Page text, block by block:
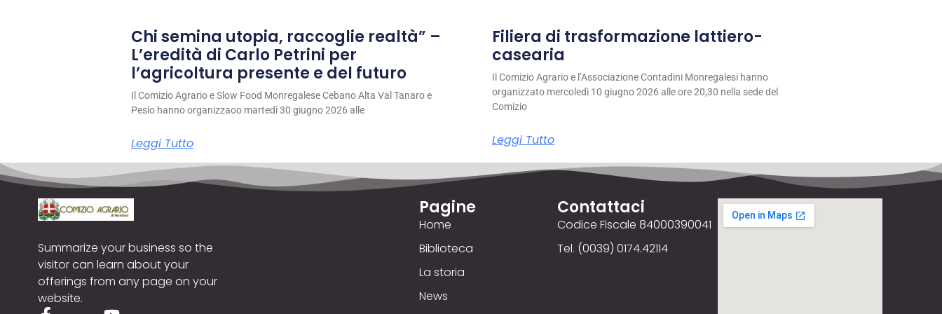
Chi semina utopia, raccoglie realtà” –
L’eredità di Carlo Petrini per
l’agricoltura presente e del futuro
Il Comizio Agrario e Slow Food Monregalese Cebano Alta Val Tanaro e
Pesio hanno organizzaoo martedì 30 giugno 2026 alle
Leggi Tutto
Filiera di trasformazione lattiero-
casearia
Il Comizio Agrario e l’Associazione Contadini Monregalesi hanno
organizzato mercoledì 10 giugno 2026 alle ore 20,30 nella sede del
Comizio
Leggi Tutto
Summarize your business so the
visitor can learn about your
offerings from any page on your
website.
Pagine
Home
Biblioteca
La storia
News
Contattaci
Codice Fiscale 84000390041
Tel. (0039) 0174.42114